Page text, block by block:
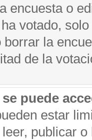
encuesta o
votado,
borrar la
de la
puede
estar
publicar